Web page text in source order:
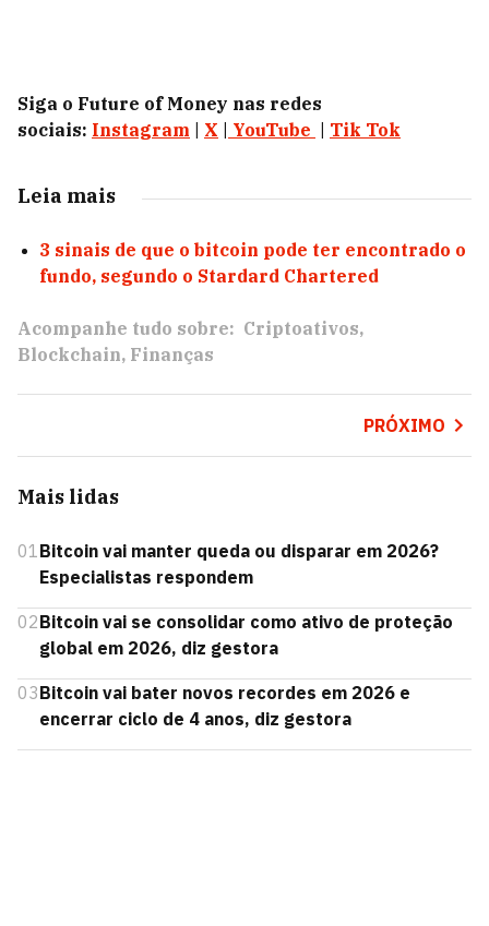
Siga o Future of Money nas redes
sociais: Instagram X YouTube Tik Tok
Leia mais
3 sinais de que o bitcoin pode ter encontrado o
fundo, segundo o Stardard Chartered
Acompanhe tudo sobre: Criptoativos
Blockchain Finanças
PRÓXIMO
Mais lidas
01Bitcoin vai manter queda ou disparar em 2026?
Especialistas respondem
02Bitcoin vai se consolidar como ativo de proteção
global em 2026, diz gestora
03Bitcoin vai bater novos recordes em 2026 e
encerrar ciclo de 4 anos, diz gestora